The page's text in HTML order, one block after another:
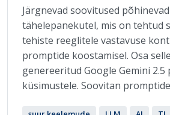
Järgnevad soovitused põhinevad
tähelepanekutel, mis on tehtud
tehiste reeglitele vastavuse
promptide koostamisel. Osa
genereeritud Google Gemini
küsimustele. Soovitan promptide